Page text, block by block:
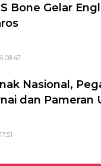
Bone Gelar
08:47
Nasional,
dan Pameran